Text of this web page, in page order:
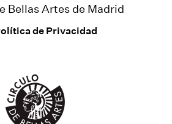
Bellas Artes de Madrid
de Privacidad